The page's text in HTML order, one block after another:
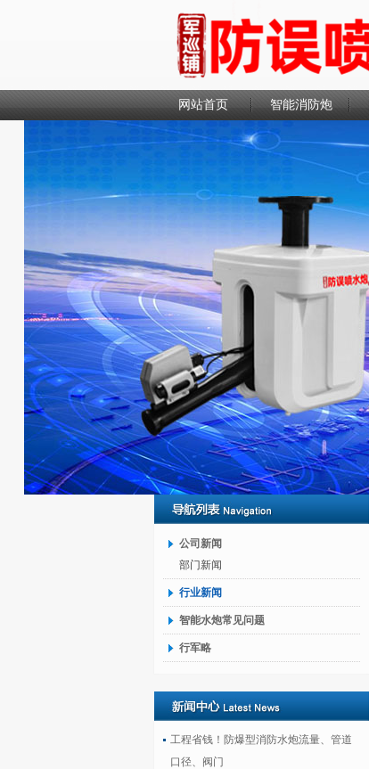
网站首页 智能消防炮
联系我们
公司新闻
部门新闻
行业新闻
智能水炮常见问题
行军略
工程省钱！防爆型消防水炮流量、管道
口径、阀门